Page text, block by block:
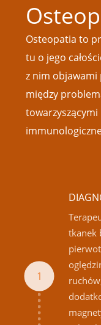
Osteopatia to
tu o jego
z nim objawami
między
1
tkanek